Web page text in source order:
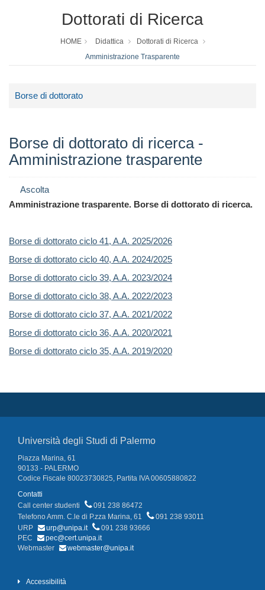
Dottorati di Ricerca
HOME Didattica
Dottorati di Ricerca
Amministrazione Trasparente
Borse di dottorato
Borse di dottorato di ricerca -
Amministrazione trasparente
Ascolta
Amministrazione trasparente. Borse di dottorato di ricerca.
Borse di dottorato ciclo 41, A.A. 2025/2026
Borse di dottorato ciclo 40, A.A. 2024/2025
Borse di dottorato ciclo 39, A.A. 2023/2024
Borse di dottorato ciclo 38, A.A. 2022/2023
Borse di dottorato ciclo 37, A.A. 2021/2022
Borse di dottorato ciclo 36, A.A. 2020/2021
Borse di dottorato ciclo 35, A.A. 2019/2020
Università degli Studi di Palermo
Piazza Marina, 61
90133 - PALERMO
Codice Fiscale 80023730825, Partita IVA 00605880822
Contatti
Call center studenti
091 238 86472
Telefono Amm. C.le di P.zza Marina, 61
091 238 93011
URP
urp@unipa.it
091 238 93666
PEC
pec@cert.unipa.it
Webmaster
webmaster@unipa.it
Accessibilità